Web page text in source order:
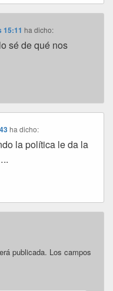
15:11 ha dicho:
sé de qué nos
ha dicho:
la política le da la
publicada. Los campos